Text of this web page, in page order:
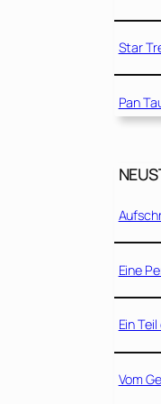
Star
Pan
Eine
Ein
Vom